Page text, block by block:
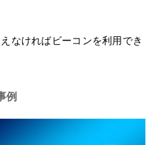
なければビーコンを利用でき
例